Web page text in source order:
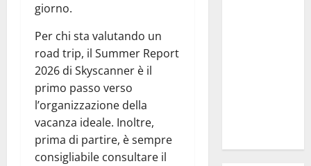
giorno.
Per chi sta valutando un
road trip, il Summer Report
2026 di Skyscanner è il
primo passo verso
l’organizzazione della
vacanza ideale. Inoltre,
prima di partire, è sempre
consigliabile consultare il